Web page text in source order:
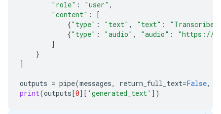
"role" : "user" ,
"content" :
[
{"type" : "text" , "text" :
"Transcribe
{"type" : "audio" , "audio" :
"https://
]
}
]
outputs = pipe(messages, return_full_text=False,
print(outputs[0][ 'generated_text' ])